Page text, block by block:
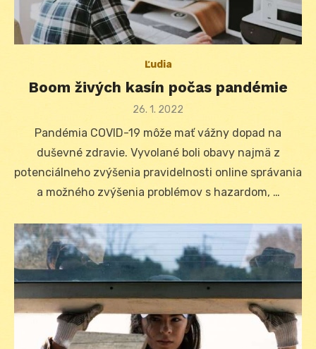
Ľudia
Boom živých kasín počas pandémie
Posted
26. 1. 2022
Pandémia COVID-19 môže mať vážny dopad na
duševné zdravie. Vyvolané boli obavy najmä z
potenciálneho zvýšenia pravidelnosti online správania
a možného zvýšenia problémov s hazardom, …